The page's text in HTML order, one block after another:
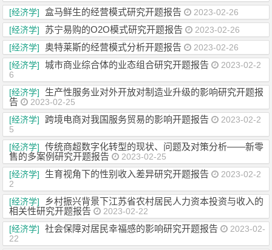
[经济学]
盒马鲜生的经营模式研究开题报告
2023-02-26
[经济学]
苏宁易购的O2O模式研究开题报告
2023-02-26
[经济学]
奥特莱斯的经营模式分析开题报告
2023-02-26
[经济学]
城市商业综合体的业态组合研究开题报告
2023-02-2
6
[经济学]
生产性服务业对外开放对制造业升级的影响研究开题报
告
2023-02-25
[经济学]
跨境电商对我国服务贸易的影响开题报告
2023-02-2
5
[经济学]
传统商超数字化转型的现状、问题及对策分析——新零
售的多案例研究开题报告
2023-02-25
[经济学]
生育视角下的性别收入差异研究开题报告
2023-02-2
2
[经济学]
乡村振兴背景下江苏省农村居民人力资本投资与收入的
相关性研究开题报告
2023-02-22
[经济学]
社会保障对居民幸福感的影响研究开题报告
2023-02-
22